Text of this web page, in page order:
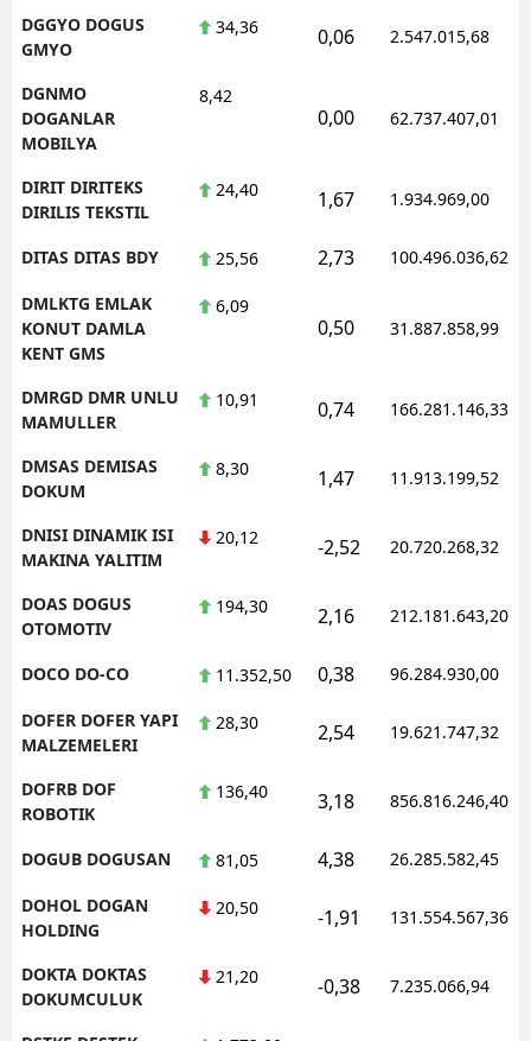
DGGYO DOGUS
GMYO
34,36 0,06 2.547.015,68
DGNMO
DOGANLAR
MOBILYA
8,42
0,00 62.737.407,01
DIRIT DIRITEKS
DIRILIS TEKSTIL
24,40 1,67 1.934.969,00
DITAS DITAS BDY 25,56 2,73 100.496.036,62
DMLKTG EMLAK
KONUT DAMLA
KENT GMS
6,09
0,50 31.887.858,99
DMRGD DMR UNLU
MAMULLER
10,91 0,74 166.281.146,33
DMSAS DEMISAS
DOKUM
8,30 1,47 11.913.199,52
DNISI DINAMIK ISI
MAKINA YALITIM
20,12 -2,52 20.720.268,32
DOAS DOGUS
OTOMOTIV
194,30 2,16 212.181.643,20
DOCO DO-CO 11.352,50 0,38 96.284.930,00
DOFER DOFER YAPI
MALZEMELERI
28,30 2,54 19.621.747,32
DOFRB DOF
ROBOTIK
136,40 3,18 856.816.246,40
DOGUB DOGUSAN 81,05 4,38 26.285.582,45
DOHOL DOGAN
HOLDING
20,50 -1,91 131.554.567,36
DOKTA DOKTAS
DOKUMCULUK
21,20 -0,38 7.235.066,94